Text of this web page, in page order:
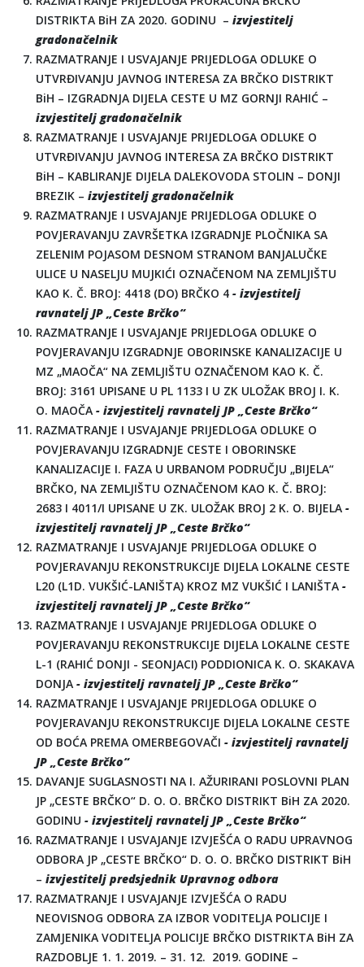
DISTRIKTA BiH ZA 2020. GODINU – izvjestitelj
gradonačelnik
RAZMATRANJE I USVAJANJE PRIJEDLOGA ODLUKE O
UTVRĐIVANJU JAVNOG INTERESA ZA BRČKO DISTRIKT
BiH – IZGRADNJA DIJELA CESTE U MZ GORNJI RAHIĆ –
izvjestitelj gradonačelnik
RAZMATRANJE I USVAJANJE PRIJEDLOGA ODLUKE O
UTVRĐIVANJU JAVNOG INTERESA ZA BRČKO DISTRIKT
BiH – KABLIRANJE DIJELA DALEKOVODA STOLIN – DONJI
BREZIK – izvjestitelj gradonačelnik
RAZMATRANJE I USVAJANJE PRIJEDLOGA ODLUKE O
POVJERAVANJU ZAVRŠETKA IZGRADNJE PLOČNIKA SA
ZELENIM POJASOM DESNOM STRANOM BANJALUČKE
ULICE U NASELJU MUJKIĆI OZNAČENOM NA ZEMLJIŠTU
KAO K. Č. BROJ: 4418 (DO) BRČKO 4 - izvjestitelj
ravnatelj JP „Ceste Brčko“
RAZMATRANJE I USVAJANJE PRIJEDLOGA ODLUKE O
POVJERAVANJU IZGRADNJE OBORINSKE KANALIZACIJE U
MZ „MAOČA“ NA ZEMLJIŠTU OZNAČENOM KAO K. Č.
BROJ: 3161 UPISANE U PL 1133 I U ZK ULOŽAK BROJ I. K.
O. MAOČA - izvjestitelj ravnatelj JP „Ceste Brčko“
RAZMATRANJE I USVAJANJE PRIJEDLOGA ODLUKE O
POVJERAVANJU IZGRADNJE CESTE I OBORINSKE
KANALIZACIJE I. FAZA U URBANOM PODRUČJU „BIJELA“
BRČKO, NA ZEMLJIŠTU OZNAČENOM KAO K. Č. BROJ:
2683 I 4011/I UPISANE U ZK. ULOŽAK BROJ 2 K. O. BIJELA -
izvjestitelj ravnatelj JP „Ceste Brčko“
RAZMATRANJE I USVAJANJE PRIJEDLOGA ODLUKE O
POVJERAVANJU REKONSTRUKCIJE DIJELA LOKALNE CESTE
L20 (L1D. VUKŠIĆ-LANIŠTA) KROZ MZ VUKŠIĆ I LANIŠTA -
izvjestitelj ravnatelj JP „Ceste Brčko“
RAZMATRANJE I USVAJANJE PRIJEDLOGA ODLUKE O
POVJERAVANJU REKONSTRUKCIJE DIJELA LOKALNE CESTE
L-1 (RAHIĆ DONJI - SEONJACI) PODDIONICA K. O. SKAKAVA
DONJA - izvjestitelj ravnatelj JP „Ceste Brčko“
RAZMATRANJE I USVAJANJE PRIJEDLOGA ODLUKE O
POVJERAVANJU REKONSTRUKCIJE DIJELA LOKALNE CESTE
OD BOĆA PREMA OMERBEGOVAČI - izvjestitelj ravnatelj
JP „Ceste Brčko“
DAVANJE SUGLASNOSTI NA I. AŽURIRANI POSLOVNI PLAN
JP „CESTE BRČKO“ D. O. O. BRČKO DISTRIKT BiH ZA 2020.
GODINU - izvjestitelj ravnatelj JP „Ceste Brčko“
RAZMATRANJE I USVAJANJE IZVJEŠĆA O RADU UPRAVNOG
ODBORA JP „CESTE BRČKO“ D. O. O. BRČKO DISTRIKT BiH
– izvjestitelj predsjednik Upravnog odbora
RAZMATRANJE I USVAJANJE IZVJEŠĆA O RADU
NEOVISNOG ODBORA ZA IZBOR VODITELJA POLICIJE I
ZAMJENIKA VODITELJA POLICIJE BRČKO DISTRIKTA BiH ZA
RAZDOBLJE 1. 1. 2019. – 31. 12. 2019. GODINE –